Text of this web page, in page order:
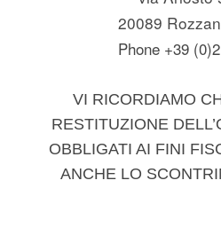
20089
Phone +39
VI RICORDIAMO
RESTITUZIONE
OBBLIGATI AI FINI
ANCHE LO